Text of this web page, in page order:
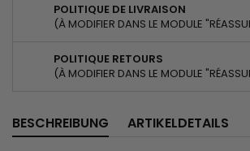
POLITIQUE DE LIVRAISON
(À MODIFIER DANS LE MODULE
POLITIQUE RETOURS
(À MODIFIER DANS LE MODULE
BESCHREIBUNG ARTIKELDETAILS